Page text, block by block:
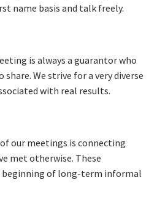
name basis and talk freely.
is always a guarantor who
We strive for a very diverse
with real results.
our meetings is connecting
met otherwise. These
beginning of long-term informal